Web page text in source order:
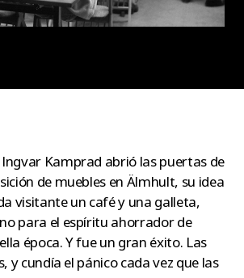
Ingvar Kamprad abrió las puertas de
de muebles en Älmhult, su idea
visitante un café y una galleta,
para el espíritu ahorrador de
época. Y fue un gran éxito. Las
y cundía el pánico cada vez que las